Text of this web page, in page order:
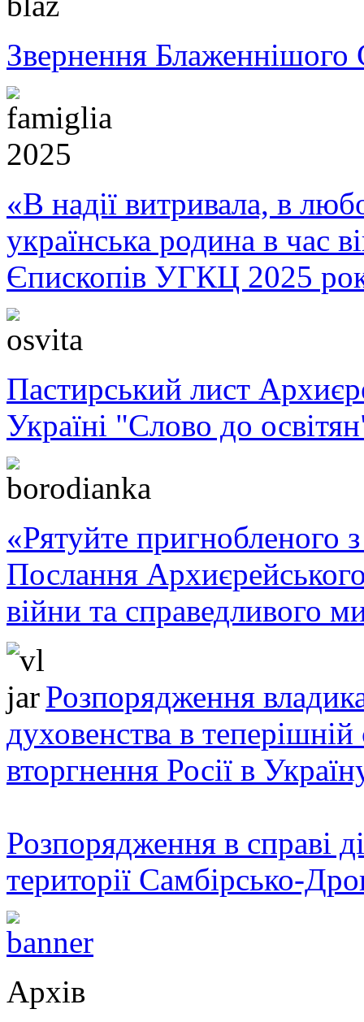
Звернення Блаженнішого
«В надії витривала, в
українська родина в час
Єпископів УГКЦ 2025
Пастирський лист
Україні "Слово до
«Рятуйте пригнобленого
Послання
війни та справедливого
Розпорядження
духовенства в теперішній
вторгнення Росії в
Розпорядження в справі
території Самбірсько-
Архів